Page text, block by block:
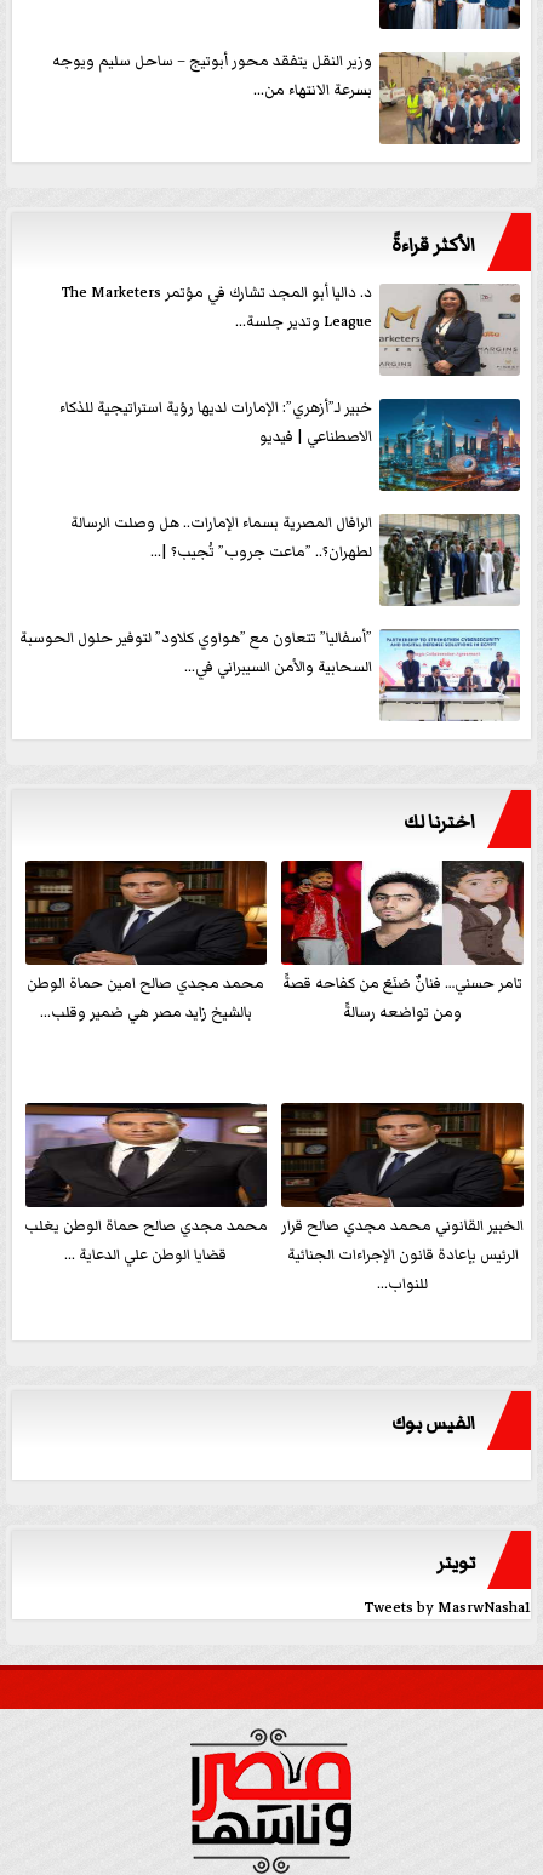
وزير النقل يتفقد محور أبوتيج – ساحل سليم ويوجه
بسرعة الانتهاء من...
الأكثر قراءةً
د. داليا أبو المجد تشارك في مؤتمر The Marketers
League وتدير جلسة...
خبير لـ”أزهري”: الإمارات لديها رؤية استراتيجية للذكاء
الاصطناعي | فيديو
الرافال المصرية بسماء الإمارات.. هل وصلت الرسالة
لطهران؟.. ”ماعت جروب” تُجيب؟ |...
”أسفاليا” تتعاون مع ”هواوي كلاود” لتوفير حلول الحوسبة
السحابية والأمن السيبراني في...
اخترنا لك
تامر حسني… فنانٌ صَنَعَ من كفاحه قصةً
ومن تواضعه رسالةً
محمد مجدي صالح امين حماة الوطن
بالشيخ زايد مصر هي ضمير وقلب...
الخبير القانوني محمد مجدي صالح قرار
الرئيس بإعادة قانون الإجراءات الجنائية
للنواب...
محمد مجدي صالح حماة الوطن يغلب
قضايا الوطن علي الدعاية ...
الفيس بوك
تويتر
Tweets by MasrwNasha1